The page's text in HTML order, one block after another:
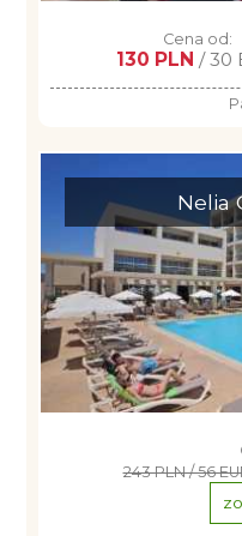
Cena od:
130 PLN / 30
Nelia
243 PLN / 56